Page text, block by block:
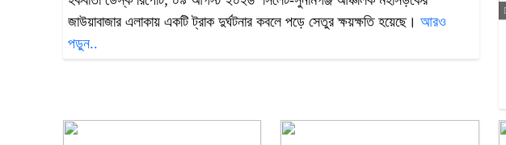
জাউয়াবাজার এলাকায় একটি ট্রাক দুর্ঘটনার কবলে পড়ে সেতুর ক্ষয়ক্ষতি হয়েছে। আরও
পড়ুন..